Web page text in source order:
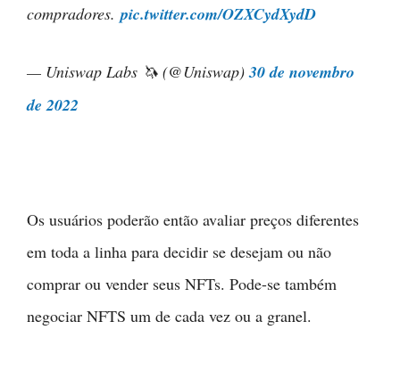
compradores.pic.twitter.com/OZXCydXydD
— Uniswap Labs 🦄 (@Uniswap)30 de novembro
de 2022
Os usuários poderão então avaliar preços diferentes
em toda a linha para decidir se desejam ou não
comprar ou vender seus NFTs. Pode-se também
negociar NFTS um de cada vez ou a granel.